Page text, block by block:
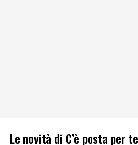
Le novità di C’è posta per te